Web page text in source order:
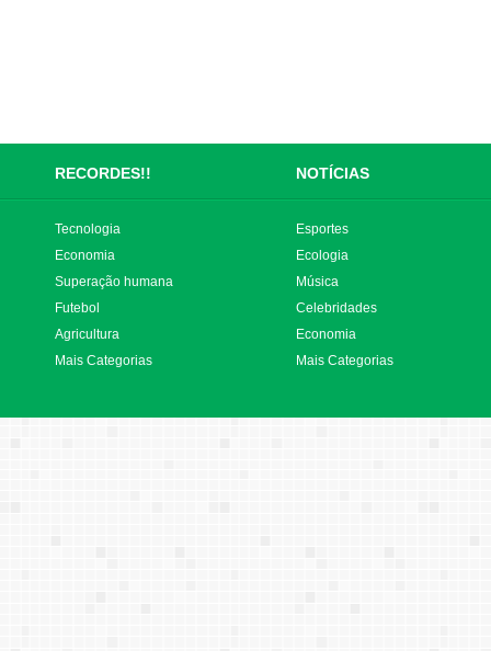
RECORDES!! NOTÍCIAS
Tecnologia
Economia
Superação humana
Futebol
Agricultura
Mais Categorias
Esportes
Ecologia
Música
Celebridades
Economia
Mais Categorias